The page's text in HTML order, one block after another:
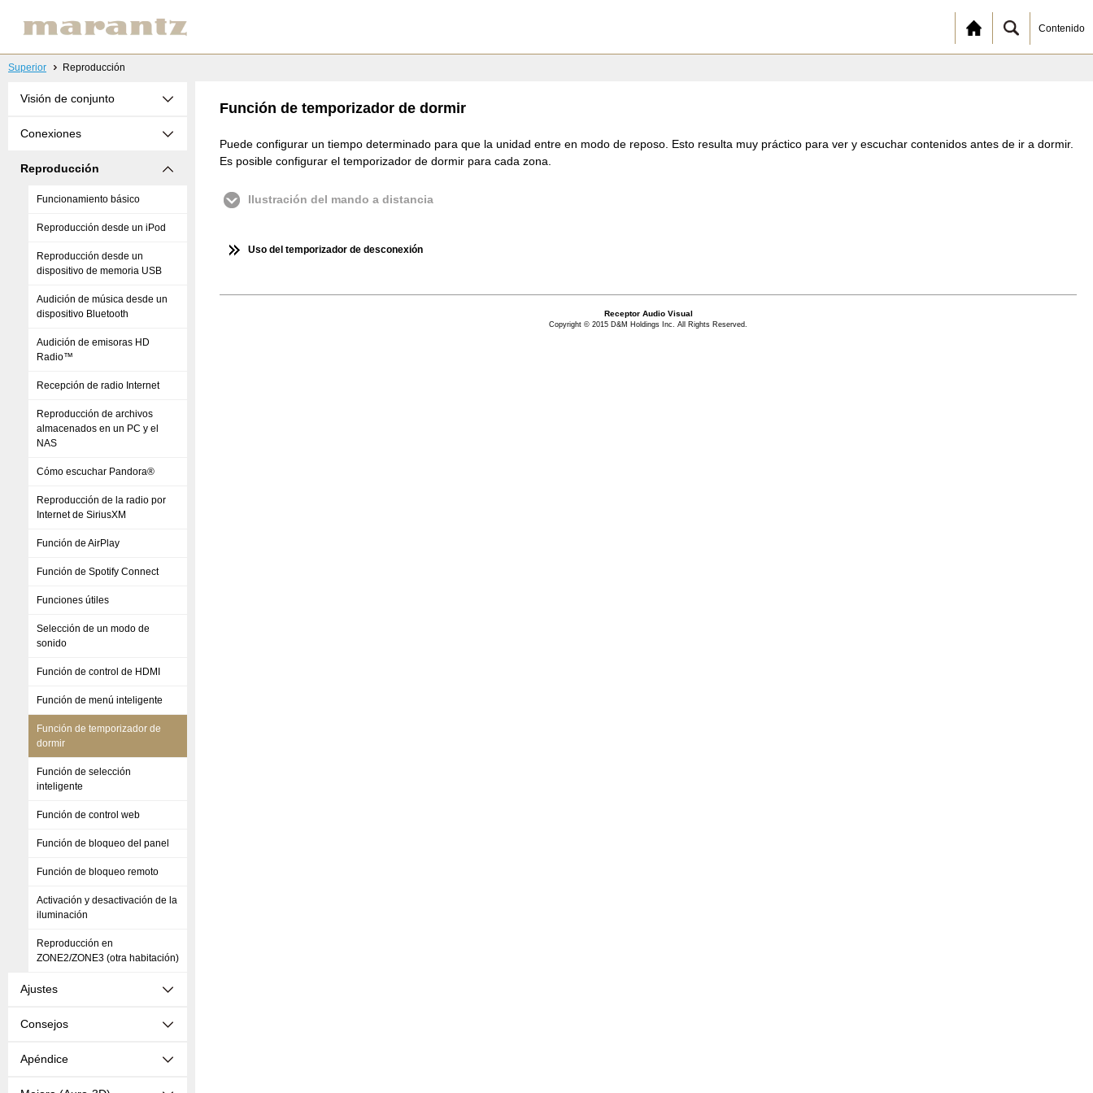
Contenido
Superior Reproducción
Visión de conjunto
Conexiones
Reproducción
Funcionamiento básico
Reproducción desde un iPod
Reproducción desde un
dispositivo de memoria USB
Audición de música desde un
dispositivo Bluetooth
Audición de emisoras HD
Radio™
Recepción de radio Internet
Reproducción de archivos
almacenados en un PC y el
NAS
Cómo escuchar Pandora®
Reproducción de la radio por
Internet de SiriusXM
Función de AirPlay
Función de Spotify Connect
Funciones útiles
Selección de un modo de
sonido
Función de control de HDMI
Función de menú inteligente
Función de temporizador de
dormir
Función de selección
inteligente
Función de control web
Función de bloqueo del panel
Función de bloqueo remoto
Activación y desactivación de la
iluminación
Reproducción en
ZONE2/ZONE3 (otra habitación)
Ajustes
Consejos
Apéndice
Función de temporizador de dormir
Puede configurar un tiempo determinado para que la unidad entre en modo de reposo. Esto resulta muy práctico para ver y escuchar contenidos antes de ir a dormir.
Es posible configurar el temporizador de dormir para cada zona.
Ilustración del mando a distancia
Uso del temporizador de desconexión
Receptor Audio Visual
Copyright © 2015 D&M Holdings Inc. All Rights Reserved.